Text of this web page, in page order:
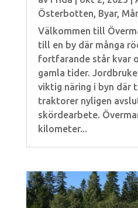
Österbotten, Byar,
Välkommen till
till en by där många
fortfarande står kvar
gamla tider.
viktig näring i byn där
traktorer nyligen
skördearbete.
kilometer...